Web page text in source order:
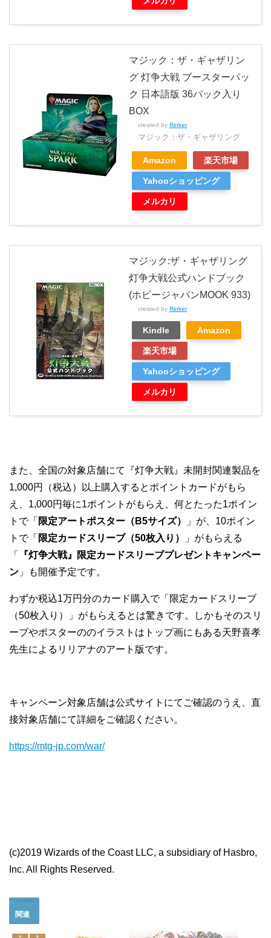
マジック：ザ・ギャザリン
グ 灯争大戦 ブースターパッ
ク 日本語版 36パック入り
BOX
created by Rinker
マジック：ザ・ギャザリング
Amazon 楽天市場
Yahooショッピング
メルカリ
マジック:ザ・ギャザリング
灯争大戦公式ハンドブック
(ホビージャパンMOOK 933)
created by Rinker
Kindle Amazon
楽天市場
Yahooショッピング
メルカリ
また、全国の対象店舗にて『灯争大戦』未開封関連製品を
1,000円（税込）以上購入するとポイントカードがもら
え、1,000円毎に1ポイントがもらえ、何とたった1ポイン
トで「 限定アートポスター（B5サイズ）
」が、10ポイン
トで「 限定カードスリーブ（50枚入り）
」がもらえる
「
『灯争大戦』限定カードスリーブプレゼントキャンペー
ン 」も開催予定です。
わずか税込1万円分のカード購入で「限定カードスリーブ
（50枚入り）」がもらえるとは驚きです。しかもそのスリ
ーブやポスターののイラストはトップ画にもある天野喜孝
先生によるリリアナのアート版です。
キャンペーン対象店舗は公式サイトにてご確認のうえ、直
接対象店舗にて詳細をご確認ください。
https://mtg-jp.com/war/
(c)2019 Wizards of the Coast LLC, a subsidiary of Hasbro,
Inc. All Rights Reserved.
関連